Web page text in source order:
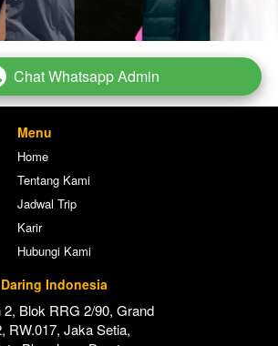
Chat Whatsapp Admin
Menu
Home
Tentang Kami
Jadwal Trip
Karir
Hubungi Kami
Indonesia
Blok RRG 2/90, Grand
RW.017, Jaka Setia,